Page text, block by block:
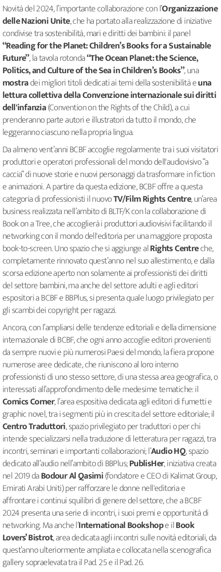
Novità del 2024, l’importante collaborazione con l’Organizzazione
delle Nazioni Unite, che ha portato alla realizzazione di iniziative
condivise tra sostenibilità, mari e diritti dei bambini: il panel
“Reading for the Planet: Children’s Books for a Sustainable
Future”, la tavola rotonda“The Ocean Planet: the Science,
Politics, and Culture of the Sea in Children’s Books”, una
mostradei migliori titoli dedicati ai temi della sostenibilità euna
lettura collettiva della Convenzione internazionale sui diritti
dell'infanzia(Convention on the Rights of the Child), a cui
prenderanno parte autori e illustratori da tutto il mondo, che
leggeranno ciascuno nella propria lingua.
Da almeno vent’anni BCBF accoglie regolarmente tra i suoi visitatori
produttori e operatori professionali del mondo dell'audiovisivo “a
caccia” di nuove storie e nuovi personaggi da trasformare in fiction
e animazioni. A partire da questa edizione, BCBF offre a questa
categoria di professionisti il nuovoTV/Film Rights Centre, un’area
business realizzata nell’ambito di BLTF/K con la collaborazione di
Book on a Tree, che accoglierà i produttori audiovisivi facilitando il
networking con il mondo dell'editoria per una maggiore proposta
book-to-screen. Uno spazio che si aggiunge alRights Centreche,
completamente rinnovato quest’anno nel suo allestimento, e dalla
scorsa edizione aperto non solamente ai professionisti dei diritti
del settore bambini, ma anche del settore adulti e agli editori
espositori a BCBF e BBPlus, si presenta quale luogo privilegiato per
gli scambi dei copyright per ragazzi.
Ancora, con l’ampliarsi delle tendenze editoriali e della dimensione
internazionale di BCBF, che ogni anno accoglie editori provenienti
da sempre nuovi e più numerosi Paesi del mondo, la fiera propone
numerose aree dedicate, che riuniscono al loro interno
professionisti di uno stesso settore, di una stessa area geografica, o
interessati all’approfondimento delle medesime tematiche: il
Comics Corner, l’area espositiva dedicata agli editori di fumetti e
graphic novel, tra i segmenti più in crescita del settore editoriale; il
Centro Traduttori, spazio privilegiato per traduttori o per chi
intende specializzarsi nella traduzione di letteratura per ragazzi, tra
incontri, seminari e importanti collaborazioni; l’Audio HQ, spazio
dedicato all’audio nell’ambito di BBPlus;PublisHer, iniziativa creata
nel 2019 daBodour Al Qasimi(fondatore e CEO di Kalimat Group,
Emirati Arabi Uniti) per rafforzare le donne nell'editoria e
affrontare i continui squilibri di genere del settore, che a BCBF
2024 presenta una serie di incontri, i suoi premi e opportunità di
networking. Ma anche l’International Bookshope ilBook
Lovers’ Bistrot, area dedicata agli incontri sulle novità editoriali, da
quest’anno ulteriormente ampliata e collocata nella scenografica
gallery sopraelevata tra il Pad. 25 e il Pad. 26.